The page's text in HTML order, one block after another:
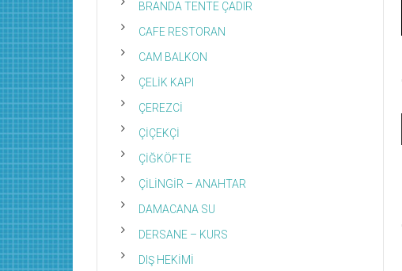
BRANDA TENTE ÇADIR
CAFE RESTORAN
CAM BALKON
ÇELİK KAPI
ÇEREZCİ
ÇİÇEKÇİ
ÇİĞKÖFTE
ÇİLİNGİR – ANAHTAR
DAMACANA SU
DERSANE – KURS
DIŞ HEKİMİ